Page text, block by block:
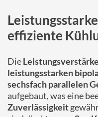
effiziente
Die
leistungsstarken
sechsfach parallelen
aufgebaut, was eine
Zuverlässigkeit